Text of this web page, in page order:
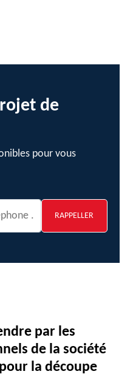
de
pour vous
par les
de la société
la découpe